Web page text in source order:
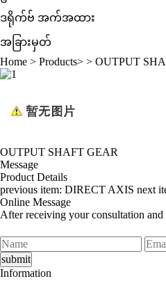
ဒရိုက်ဗ် အက်အထား
အခြားမှတ်
Home > Products> > OUTPUT
OUTPUT SHAFT GEAR
Message
Product Details
previous item: DIRECT AXIS next
Online Message
After receiving your consultation
Information